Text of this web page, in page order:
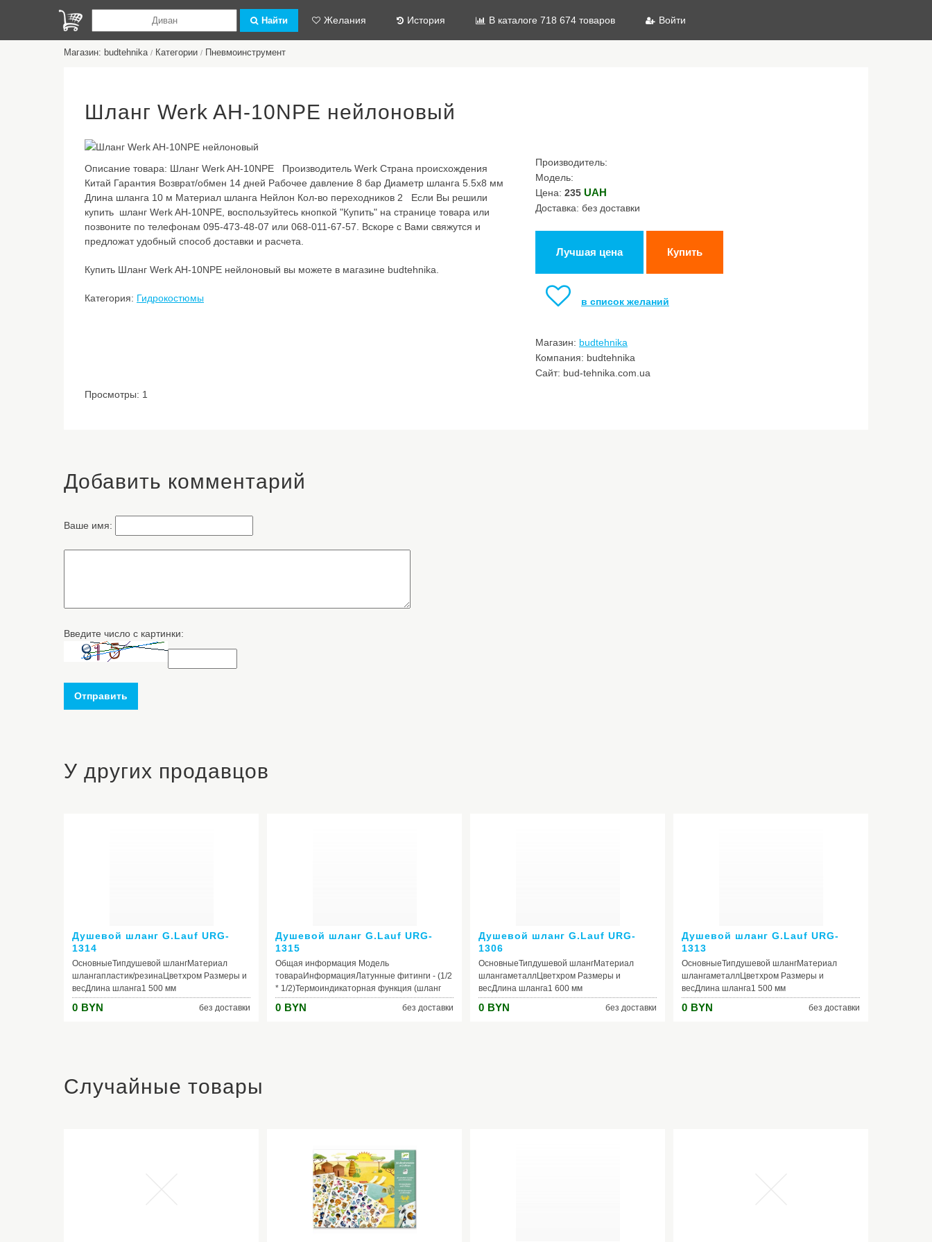
Найти Желания История В каталоге 718 674 товаров Войти
Магазин: budtehnika / Категории / Пневмоинструмент
Шланг Werk AH-10NPE нейлоновый
Описание товара: Шланг Werk AH-10NPE Производитель Werk Страна происхождения
Китай Гарантия Возврат/обмен 14 дней Рабочее давление 8 бар Диаметр шланга 5.5х8 мм
Длина шланга 10 м Материал шланга Нейлон Кол-во переходников 2 Если Вы решили
купить шланг Werk AH-10NPE, воспользуйтесь кнопкой "Купить" на странице товара или
позвоните по телефонам 095-473-48-07 или 068-011-67-57. Вскоре с Вами свяжутся и
предложат удобный способ доставки и расчета.
Купить Шланг Werk AH-10NPE нейлоновый вы можете в магазине budtehnika.
Категория: Гидрокостюмы
Производитель:
Модель:
Цена: 235 UAH
Доставка: без доставки
Лучшая цена Купить
в список желаний
Магазин: budtehnika
Компания: budtehnika
Сайт: bud-tehnika.com.ua
Просмотры: 1
Добавить комментарий
Ваше имя:
Введите число с картинки:
Отправить
У других продавцов
Душевой шланг G.Lauf URG-
1314
ОсновныеТипдушевой шлангМатериал
шлангапластик/резинаЦветхром Размеры и
весДлина шланга1 500 мм
0 BYN без доставки
Душевой шланг G.Lauf URG-
1315
Общая информация Модель
товараИнформацияЛатунные фитинги - (1/2
* 1/2)Термоиндикаторная функция (шланг
меняет цветпри изменении температуры
воды)Вращение лейки без перекручивания
0 BYN без доставки
Душевой шланг G.Lauf URG-
1306
ОсновныеТипдушевой шлангМатериал
шлангаметаллЦветхром Размеры и
весДлина шланга1 600 мм
0 BYN без доставки
Душевой шланг G.Lauf URG-
1313
ОсновныеТипдушевой шлангМатериал
шлангаметаллЦветхром Размеры и
весДлина шланга1 500 мм
0 BYN без доставки
Случайные товары